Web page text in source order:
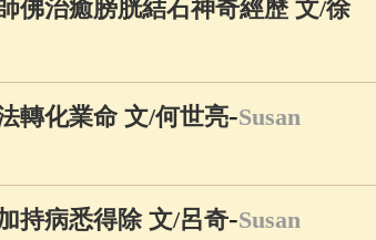
佛治癒膀胱結石神奇經歷 文/徐
轉化業命 文/何世亮-Susan
持病悉得除 文/呂奇-Susan